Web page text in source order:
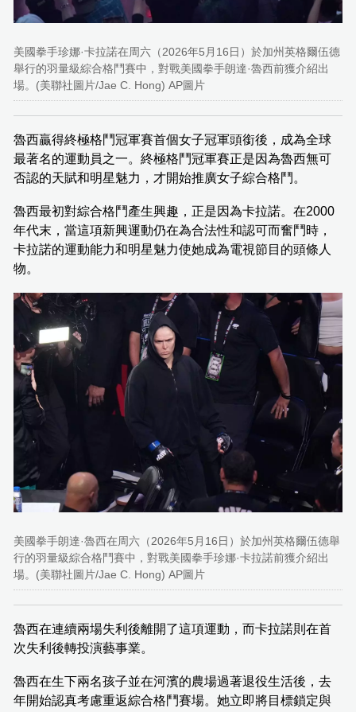
美國拳手珍娜·卡拉諾在周六（2026年5月16日）於加州英格爾伍德
舉行的羽量級綜合格鬥賽中，對戰美國拳手朗達·魯西前獲介紹出
場。(美聯社圖片/Jae C. Hong) AP圖片
魯西贏得終極格鬥冠軍賽首個女子冠軍頭銜後，成為全球
最著名的運動員之一。終極格鬥冠軍賽正是因為魯西無可
否認的天賦和明星魅力，才開始推廣女子綜合格鬥。
魯西最初對綜合格鬥產生興趣，正是因為卡拉諾。在2000
年代末，當這項新興運動仍在為合法性和認可而奮鬥時，
卡拉諾的運動能力和明星魅力使她成為電視節目的頭條人
物。
美國拳手朗達·魯西在周六（2026年5月16日）於加州英格爾伍德舉
行的羽量級綜合格鬥賽中，對戰美國拳手珍娜·卡拉諾前獲介紹出
場。(美聯社圖片/Jae C. Hong) AP圖片
魯西在連續兩場失利後離開了這項運動，而卡拉諾則在首
次失利後轉投演藝事業。
魯西在生下兩名孩子並在河濱的農場過著退役生活後，去
年開始認真考慮重返綜合格鬥賽場。她立即將目標鎖定與